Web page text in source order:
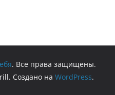
. Все права защищены.
Создано на WordPress.